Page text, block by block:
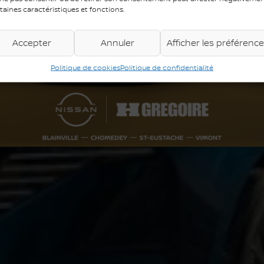
caractéristiques et fonctions.
Accepter Annuler Afficher les
Politique de cookiesPolitique de confidentialité